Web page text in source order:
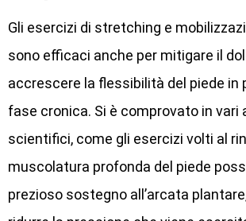
Gli esercizi di stretching e
sono efficaci anche per mitigare il
accrescere la flessibilità del piede in
fase cronica. Si è comprovato in vari
scientifici, come gli esercizi volti al
muscolatura profonda del piede
prezioso sostegno all’arcata